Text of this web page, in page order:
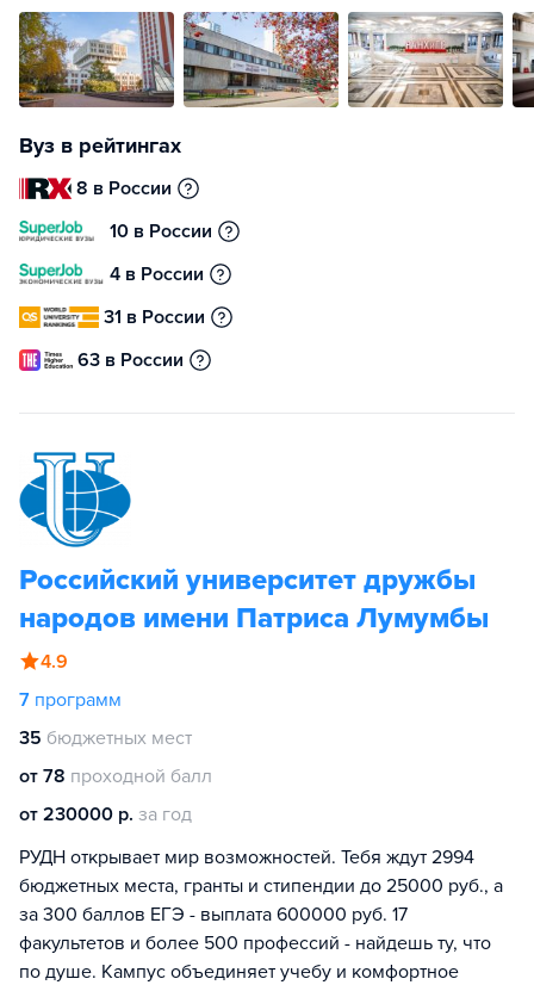
Вуз в рейтингах
8 в России
10 в России
4 в России
31 в России
63 в России
Российский университет дружбы
народов имени Патриса Лумумбы
4.9
7 программ
35 бюджетных мест
от 78 проходной балл
от 230000 р. за год
РУДН открывает мир возможностей. Тебя ждут 2994
бюджетных места, гранты и стипендии до 25000 руб., а
за 300 баллов ЕГЭ - выплата 600000 руб. 17
факультетов и более 500 профессий - найдешь ту, что
по душе. Кампус объединяет учебу и комфортное